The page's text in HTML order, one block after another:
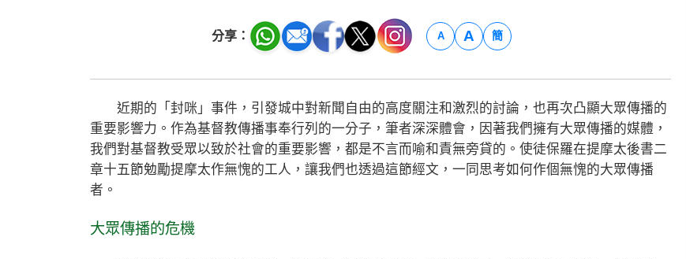
分享： A A 簡
近期的「封咪」事件，引發城中對新聞自由的高度關注和激烈的討論，也再次凸顯大眾傳播的
重要影響力。作為基督教傳播事奉行列的一分子，筆者深深體會，因著我們擁有大眾傳播的媒體，
我們對基督教受眾以致於社會的重要影響，都是不言而喻和責無旁貸的。使徒保羅在提摩太後書二
章十五節勉勵提摩太作無愧的工人，讓我們也透過這節經文，一同思考如何作個無愧的大眾傳播
者。
大眾傳播的危機